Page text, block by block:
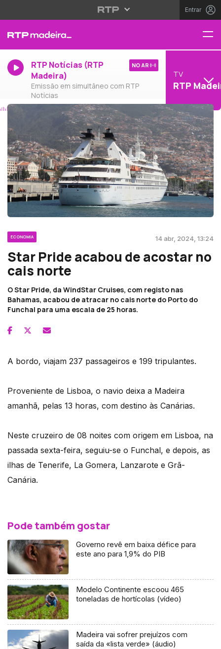
Entrar
RTP Notícias (RTP
Madeira)
Emissão em simultâneo com RTP
Notícias
NO AR
TV
RTP
ECONOMIA 14 abr, 2024, 13:24
Star Pride acabou de acostar no
cais norte
O Star Pride, da WindStar Cruises, com registo nas
Bahamas, acabou de atracar no cais norte do Porto do
Funchal para uma escala de 25 horas.
A bordo, viajam 237 passageiros e 199 tripulantes.
Proveniente de Lisboa, o navio deixa a Madeira
amanhã, pelas 13 horas, com destino às Canárias.
Neste cruzeiro de 08 noites com origem em Lisboa, na
passada sexta-feira, seguiu-se o Funchal, e depois, as
ilhas de Tenerife, La Gomera, Lanzarote e Grã-
Canária.
Pode também gostar
Governo revê em baixa défice para
este ano para 1,9% do PIB
Modelo Continente escoou 465
toneladas de hortícolas (vídeo)
Madeira vai sofrer prejuízos com
saída da «lista verde» (áudio)